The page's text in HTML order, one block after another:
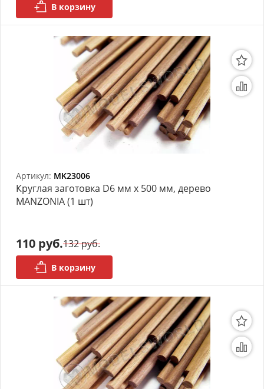
В корзину
Артикул: MK23006
Круглая заготовка D6 мм х 500 мм, дерево
MANZONIA (1 шт)
110 руб.132 руб.
В корзину